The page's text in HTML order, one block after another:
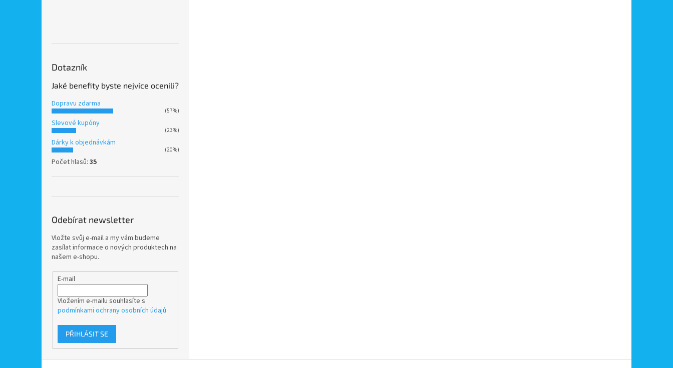
Dotazník
Jaké benefity byste nejvíce ocenili?
Dopravu zdarma
(57%)
Slevové kupóny
(23%)
Dárky k objednávkám
(20%)
Počet hlasů: 35
Odebírat newsletter
Vložte svůj e-mail a my vám budeme
zasílat informace o nových produktech na
našem e-shopu.
E-mail
Vložením e-mailu souhlasíte s
podmínkami ochrany osobních údajů
PŘIHLÁSIT SE